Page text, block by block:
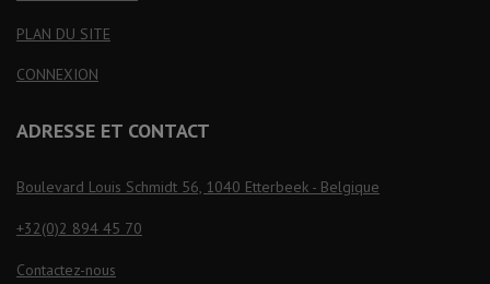
PLAN DU SITE
CONNEXION
ADRESSE ET CONTACT
Boulevard Louis Schmidt 56, 1040 Etterbeek - Belgique
+32(0)2 894 45 70
Contactez-nous